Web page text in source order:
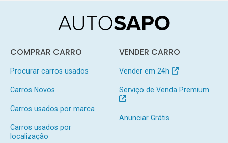
COMPRAR CARRO
Procurar carros usados
Carros Novos
Carros usados por marca
Carros usados por
localização
VENDER CARRO
Vender em 24h
Serviço de Venda Premium
Anunciar Grátis